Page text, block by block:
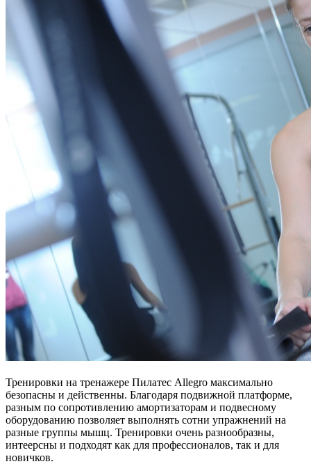
Тренировки на тренажере Пилатес Allegro максимально
безопасны и действенны. Благодаря подвижной платформе,
разным по сопротивлению амортизаторам и подвесному
оборудованию позволяет выполнять сотни упражнений на
разные группы мышц. Тренировки очень разнообразны,
интеерсны и подходят как для профессионалов, так и для
новичков.